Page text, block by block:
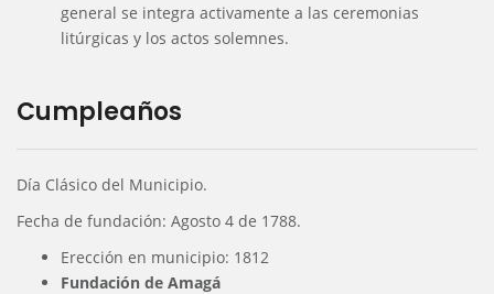
general se integra activamente a las ceremonias
litúrgicas y los actos solemnes.
Cumpleaños
Día Clásico del Municipio.
Fecha de fundación: Agosto 4 de 1788.
Erección en municipio: 1812
Fundación de Amagá